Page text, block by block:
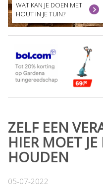
WAT KAN JE DOEN MET
HOUT IN JE TUIN?
ZELF EEN
HIER MOET
HOUDEN
05-07-2022